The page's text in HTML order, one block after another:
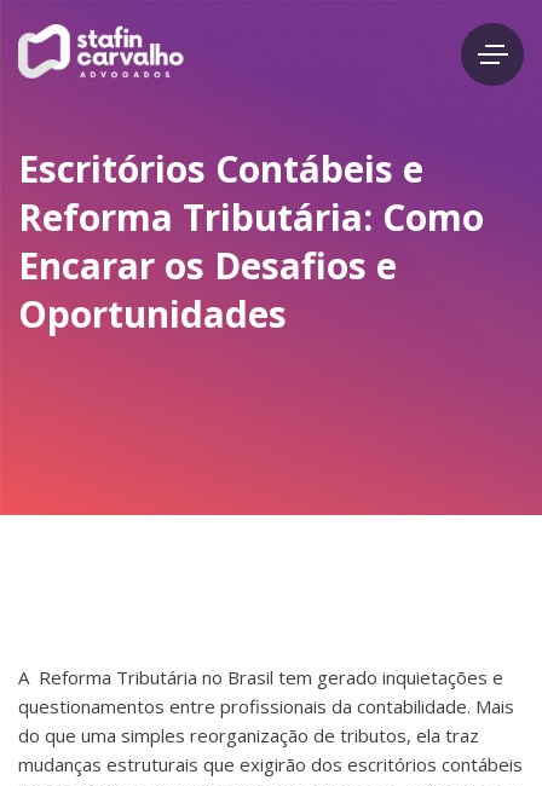
Escritórios Contábeis e
Reforma Tributária: Como
Encarar os Desafios e
Oportunidades
A Reforma Tributária no Brasil tem gerado inquietações e
questionamentos entre profissionais da contabilidade. Mais
do que uma simples reorganização de tributos, ela traz
mudanças estruturais que exigirão dos escritórios contábeis